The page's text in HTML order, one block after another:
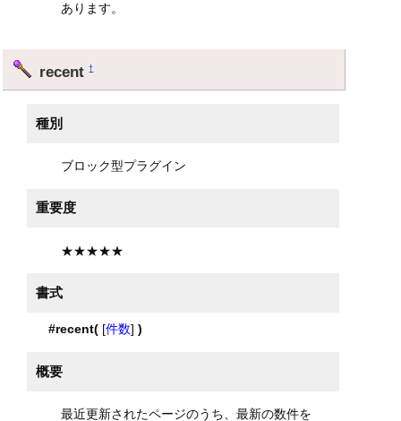
あります。
recent†
種別
ブロック型プラグイン
重要度
★★★★★
書式
#recent([件数] )
概要
最近更新されたページのうち、最新の数件を